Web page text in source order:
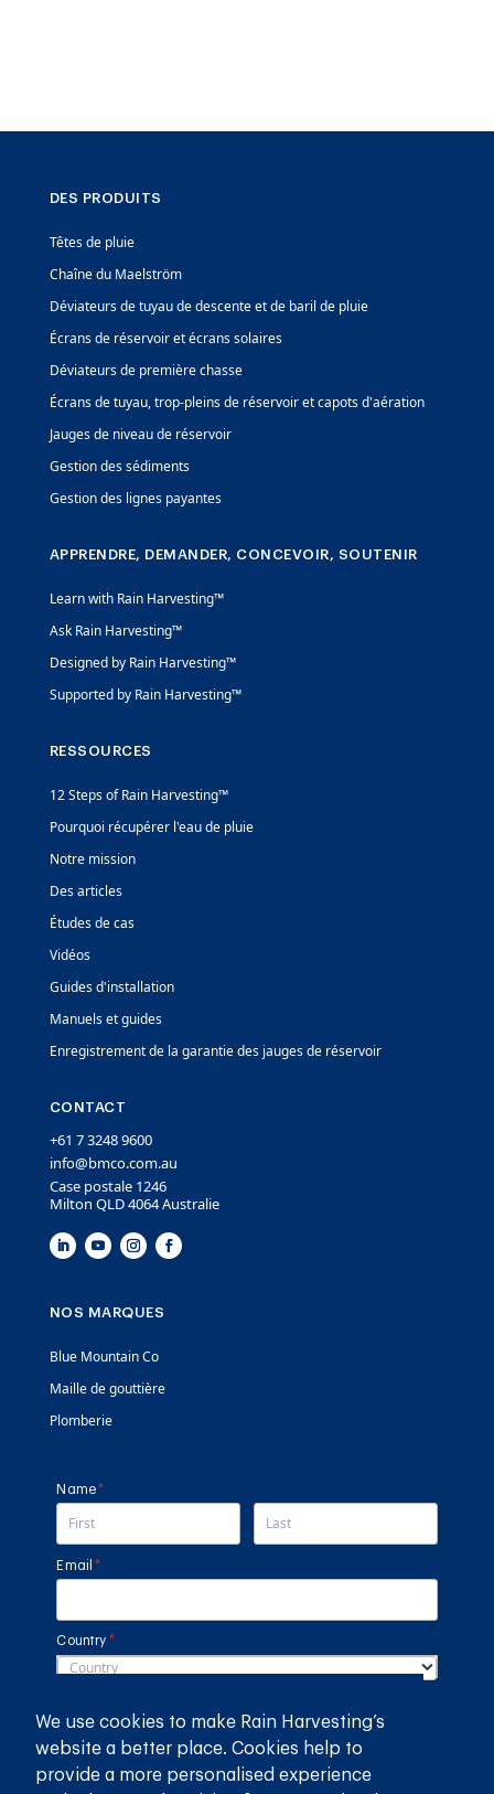
DES PRODUITS
Têtes de pluie
Chaîne du Maelström
Déviateurs de tuyau de descente et de baril de pluie
Écrans de réservoir et écrans solaires
Déviateurs de première chasse
Écrans de tuyau, trop-pleins de réservoir et capots d'aération
Jauges de niveau de réservoir
Gestion des sédiments
Gestion des lignes payantes
APPRENDRE, DEMANDER, CONCEVOIR, SOUTENIR
Learn with Rain Harvesting™
Ask Rain Harvesting™
Designed by Rain Harvesting™
Supported by Rain Harvesting™
RESSOURCES
12 Steps of Rain Harvesting™
Pourquoi récupérer l'eau de pluie
Notre mission
Des articles
Études de cas
Vidéos
Guides d'installation
Manuels et guides
Enregistrement de la garantie des jauges de réservoir
CONTACT
+61 7 3248 9600
info@bmco.com.au
Case postale 1246
Milton QLD 4064 Australie
NOS MARQUES
Blue Mountain Co
Maille de gouttière
Plomberie
Name*
(required)
Email *
(required)
Country *(required)
SUBMIT
GET THE RAIN HARVESTING™ APP
We use cookies to make Rain Harvesting’s
website a better place. Cookies help to
provide a more personalised experience